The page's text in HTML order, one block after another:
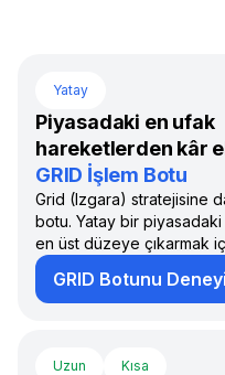
Yatay
Piyasadaki en ufak
hareketlerden kâr
GRID İşlem Botu
Grid (Izgara) stratejisine
botu. Yatay bir
en üst düzeye çıkarmak
GRID Botunu
Uzun Kısa